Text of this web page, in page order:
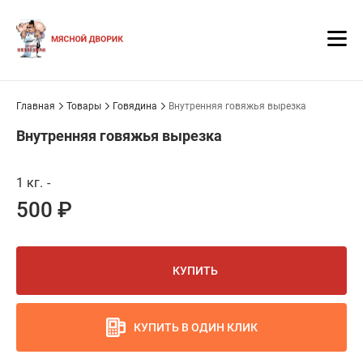
Главная Товары Говядина Внутренняя говяжья вырезка
Внутренняя говяжья вырезка
1 кг. -
500 ₽
КУПИТЬ
КУПИТЬ В ОДИН КЛИК